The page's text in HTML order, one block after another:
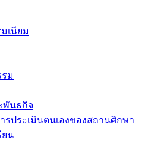
เนียม
ม
พันธกิจ
รประเมินตนเองของสถานศึกษา
ยน